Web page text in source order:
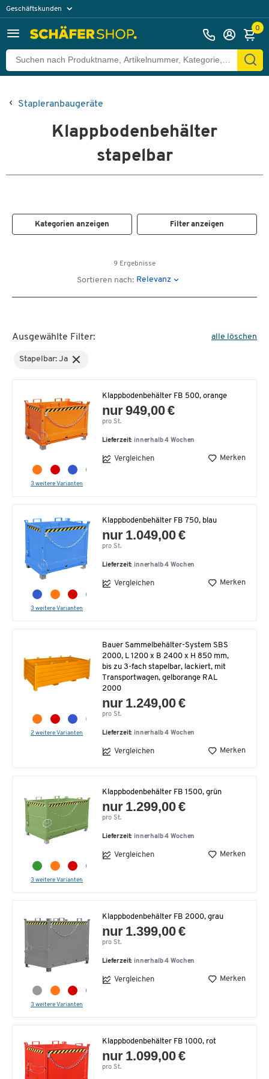
Geschäftskunden
0
Stapleranbaugeräte
Klappbodenbehälter
stapelbar
Kategorien anzeigen Filter anzeigen
9 Ergebnisse
Sortieren nach: Relevanz
Ausgewählte Filter: alle löschen
Stapelbar: Ja
3 weitere Varianten
Klappbodenbehälter FB 500, orange
nur 949,00 €
pro St.
Lieferzeit: innerhalb 4 Wochen
Vergleichen Merken
3 weitere Varianten
Klappbodenbehälter FB 750, blau
nur 1.049,00 €
pro St.
Lieferzeit: innerhalb 4 Wochen
Vergleichen Merken
2 weitere Varianten
Bauer Sammelbehälter-System SBS
2000, L 1200 x B 2400 x H 850 mm,
bis zu 3-fach stapelbar, lackiert, mit
Transportwagen, gelborange RAL
2000
nur 1.249,00 €
pro St.
Lieferzeit: innerhalb 4 Wochen
Vergleichen Merken
3 weitere Varianten
Klappbodenbehälter FB 1500, grün
nur 1.299,00 €
pro St.
Lieferzeit: innerhalb 4 Wochen
Vergleichen Merken
3 weitere Varianten
Klappbodenbehälter FB 2000, grau
nur 1.399,00 €
pro St.
Lieferzeit: innerhalb 4 Wochen
Vergleichen Merken
Klappbodenbehälter FB 1000, rot
nur 1.099,00 €
pro St.